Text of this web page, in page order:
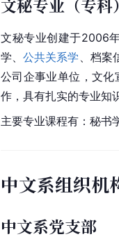
文秘专业（专科
文秘专业创建于2006
学、公共关系学 、档案
公司企事业单位，文
作，具有扎实的专业知
主要专业课程有：秘书
中文系组织机
中文系党支部